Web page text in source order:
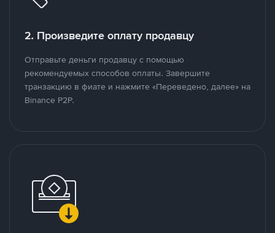
2. Произведите оплату продавцу
Отправьте деньги продавцу с помощью
рекомендуемых способов оплаты. Завершите
транзакцию в фиате и нажмите «Переведено, далее» на
Binance P2P.